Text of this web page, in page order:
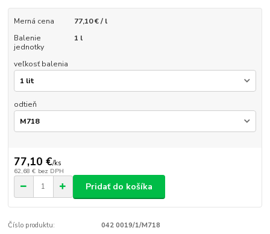
Merná cena
77,10 € / l
Balenie
jednotky
1 l
veľkosť balenia
odtieň
77,10 €/ks
62,68 € bez DPH
Pridať do košíka
Číslo produktu: 042 0019/1/M718